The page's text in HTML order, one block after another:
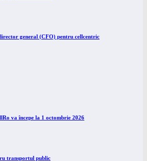
general (CFO) pentru cellcentric
va începe la 1 octombrie 2026
transportul public